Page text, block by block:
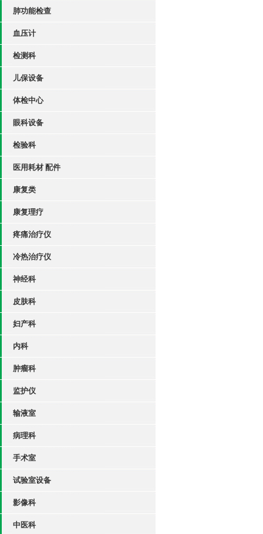
肺功能检查
血压计
检测科
儿保设备
体检中心
眼科设备
检验科
医用耗材 配件
康复类
康复理疗
疼痛治疗仪
冷热治疗仪
神经科
皮肤科
妇产科
内科
肿瘤科
监护仪
输液室
病理科
手术室
试验室设备
影像科
中医科